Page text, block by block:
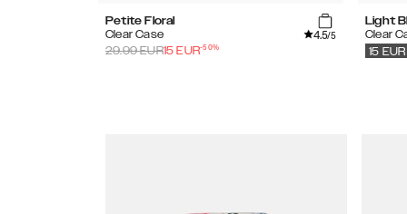
Petite Floral
Clear Case
4.5/5
29.99EUR15 EUR-50%
Light
Clear
15 EUR